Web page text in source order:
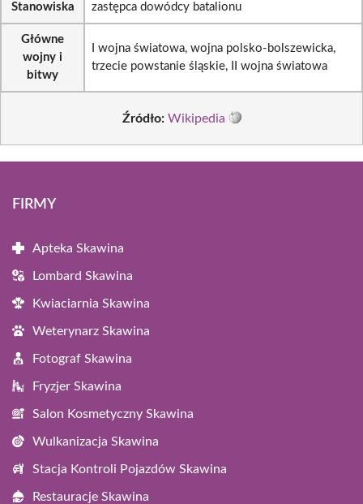
Stanowiska zastępca dowódcy batalionu
Główne
wojny i
bitwy
I wojna światowa, wojna polsko-bolszewicka,
trzecie powstanie śląskie, II wojna światowa
Źródło: Wikipedia
FIRMY
Apteka Skawina
Lombard Skawina
Kwiaciarnia Skawina
Weterynarz Skawina
Fotograf Skawina
Fryzjer Skawina
Salon Kosmetyczny Skawina
Wulkanizacja Skawina
Stacja Kontroli Pojazdów Skawina
Restauracje Skawina